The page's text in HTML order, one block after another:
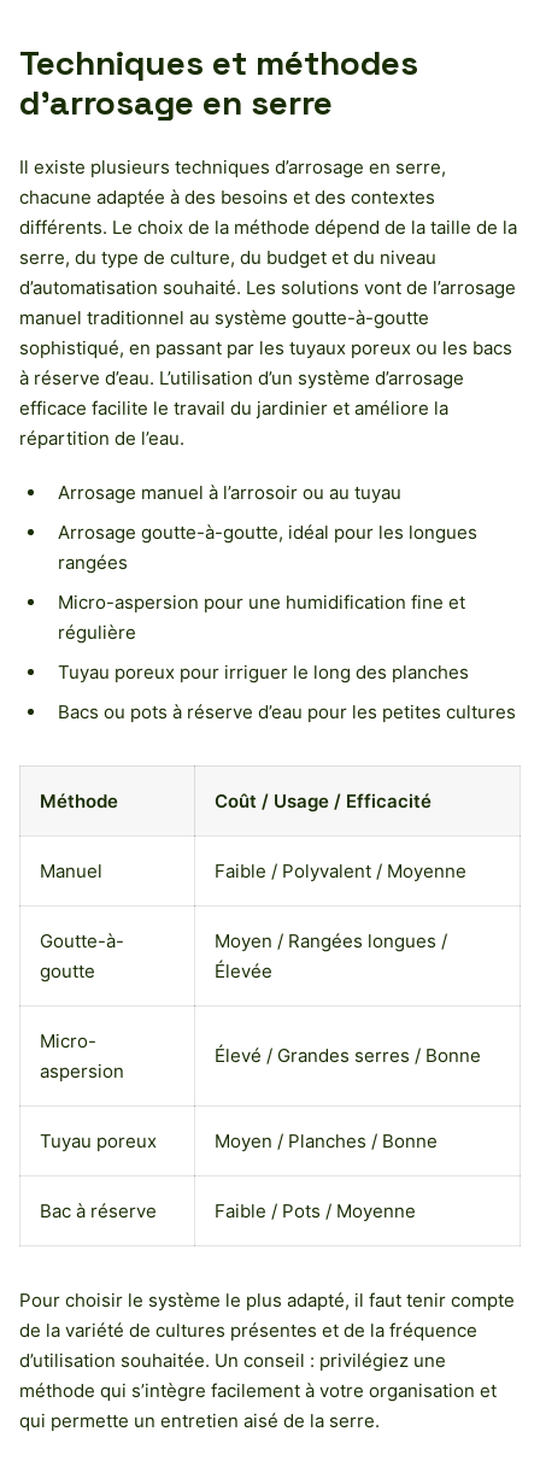
Techniques et méthodes
d’arrosage en serre
Il existe plusieurs techniques d’arrosage en serre,
chacune adaptée à des besoins et des contextes
différents. Le choix de la méthode dépend de la taille de la
serre, du type de culture, du budget et du niveau
d’automatisation souhaité. Les solutions vont de l’arrosage
manuel traditionnel au système goutte-à-goutte
sophistiqué, en passant par les tuyaux poreux ou les bacs
à réserve d’eau. L’utilisation d’un système d’arrosage
efficace facilite le travail du jardinier et améliore la
répartition de l’eau.
Arrosage manuel à l’arrosoir ou au tuyau
Arrosage goutte-à-goutte, idéal pour les longues
rangées
Micro-aspersion pour une humidification fine et
régulière
Tuyau poreux pour irriguer le long des planches
Bacs ou pots à réserve d’eau pour les petites cultures
Méthode Coût / Usage / Efficacité
Manuel Faible / Polyvalent / Moyenne
Goutte-à-
goutte
Moyen / Rangées longues /
Élevée
Micro-
aspersion
Élevé / Grandes serres / Bonne
Tuyau poreux Moyen / Planches / Bonne
Bac à réserve Faible / Pots / Moyenne
Pour choisir le système le plus adapté, il faut tenir compte
de la variété de cultures présentes et de la fréquence
d’utilisation souhaitée. Un conseil : privilégiez une
méthode qui s’intègre facilement à votre organisation et
qui permette un entretien aisé de la serre.